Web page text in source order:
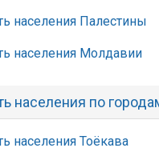
населения Палестины
населения Молдавии
населения по
населения Тоёкава